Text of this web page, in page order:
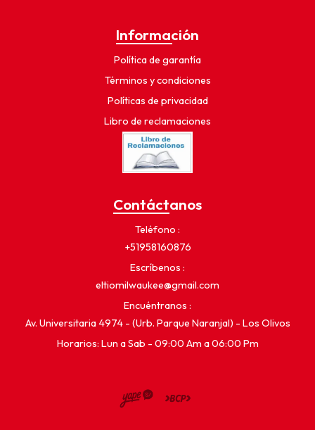
Información
Política de garantía
Términos y condiciones
Políticas de privacidad
Libro de reclamaciones
Contáctanos
Teléfono
+51958160876
Escríbenos
eltiomilwaukee@gmail.com
Encuéntranos
Av. Universitaria 4974 - (Urb. Parque Naranjal) - Los Olivos
Horarios: Lun a Sab - 09:00 Am a 06:00 Pm